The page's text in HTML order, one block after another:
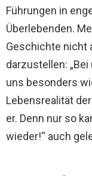
Führungen in
Überlebenden.
Geschichte nicht
darzustellen:
uns besonders
Lebensrealität
er. Denn nur so
wieder!“ auch